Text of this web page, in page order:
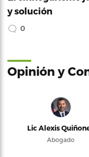
y solución
0
Opinión y
Lic Alexis
Abogado